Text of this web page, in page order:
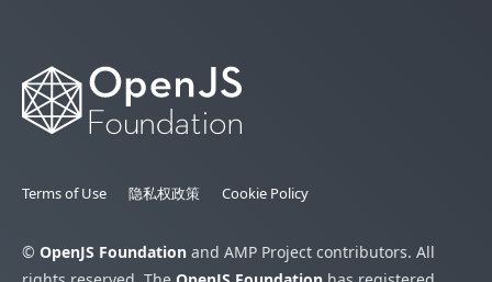
Terms of Use 隐私权政策 Cookie Policy
© OpenJS Foundation and AMP Project contributors. All